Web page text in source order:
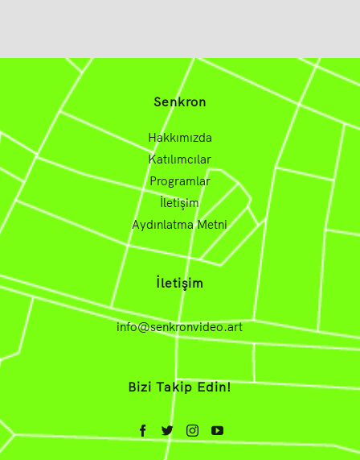
Senkron
Hakkımızda
Katılımcılar
Programlar
İletişim
Aydınlatma Metni
İletişim
info@senkronvideo.art
Bizi Takip Edin!